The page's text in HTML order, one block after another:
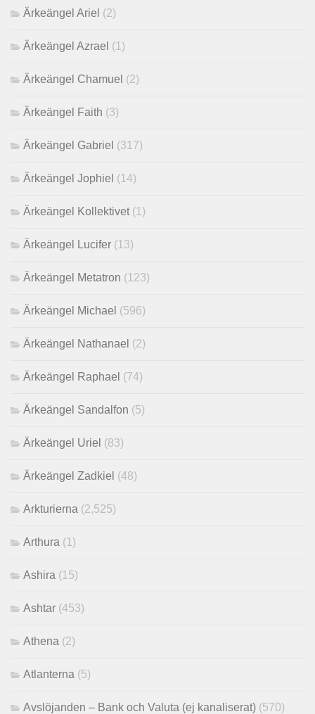
Ärkeängel Ariel (2)
Ärkeängel Azrael (1)
Ärkeängel Chamuel (2)
Ärkeängel Faith (3)
Ärkeängel Gabriel (317)
Ärkeängel Jophiel (14)
Ärkeängel Kollektivet (1)
Ärkeängel Lucifer (13)
Ärkeängel Metatron (123)
Ärkeängel Michael (596)
Ärkeängel Nathanael (2)
Ärkeängel Raphael (74)
Ärkeängel Sandalfon (5)
Ärkeängel Uriel (83)
Ärkeängel Zadkiel (48)
Arkturierna (2,525)
Arthura (1)
Ashira (15)
Ashtar (453)
Athena (2)
Atlanterna (5)
Avslöjanden – Bank och Valuta (ej kanaliserat) (570)